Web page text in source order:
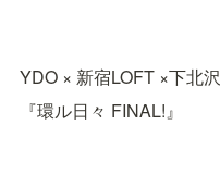
YDO × 新宿LOFT ×下北
『環ル日々 FINAL!』